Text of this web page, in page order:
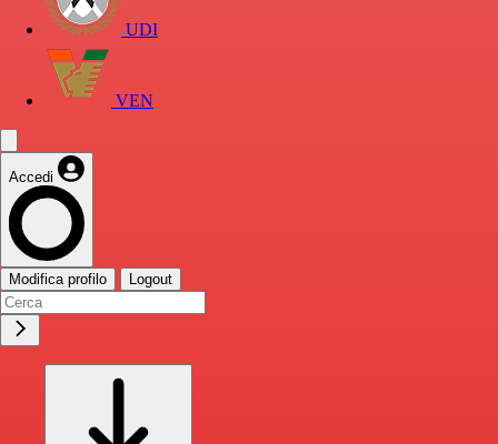
UDI
VEN
Accedi
Modifica profilo Logout